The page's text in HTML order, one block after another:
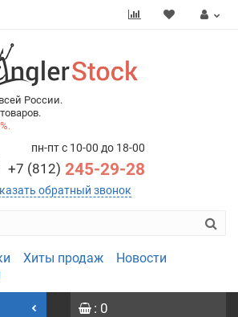
России.
пн-пт с 10-00 до 18-00
+7 (812) 245-29-28
обратный звонок
Хиты продаж
Новости
: 0